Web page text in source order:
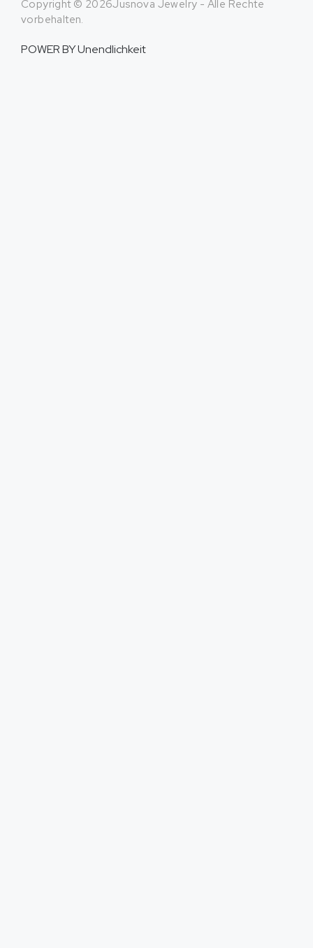
Copyright © 2026Jusnova Jewelry - Alle Rechte
vorbehalten.
POWER BYUnendlichkeit